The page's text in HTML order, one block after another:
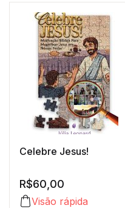
Celebre Jesus!
R$60,00
Visão rápida